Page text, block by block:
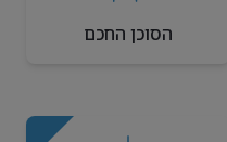
הסוכן החכם